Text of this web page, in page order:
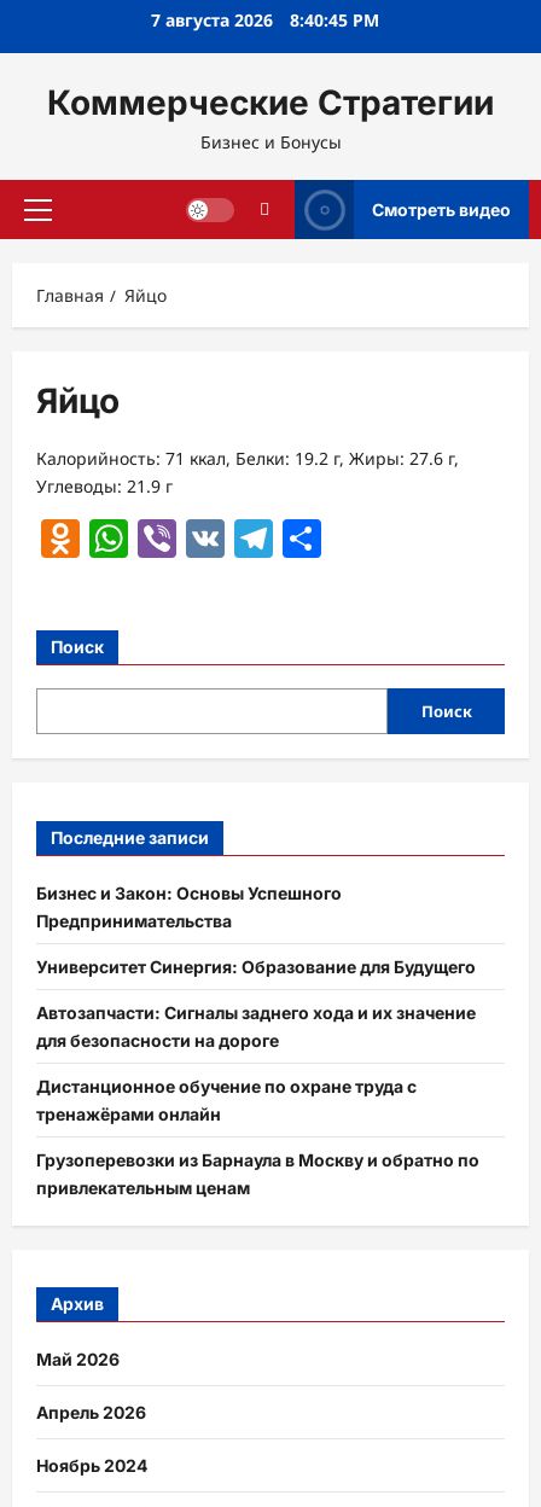
7 августа 2026 8:40:45 PM
Коммерческие Стратегии
Бизнес и Бонусы
Основное
Смотреть видео
Главная Яйцо
Яйцо
Калорийность: 71 ккал, Белки: 19.2 г, Жиры: 27.6 г,
Углеводы: 21.9 г
Odnoklassniki
WhatsApp
Viber
VK Telegram
Поиск
Поиск
Последние записи
Бизнес и Закон: Основы Успешного
Предпринимательства
Университет Синергия: Образование для Будущего
Автозапчасти: Сигналы заднего хода и их значение
для безопасности на дороге
Дистанционное обучение по охране труда с
тренажёрами онлайн
Грузоперевозки из Барнаула в Москву и обратно по
привлекательным ценам
Архив
Май 2026
Апрель 2026
Ноябрь 2024